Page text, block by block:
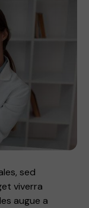
sed
viverra
augue a